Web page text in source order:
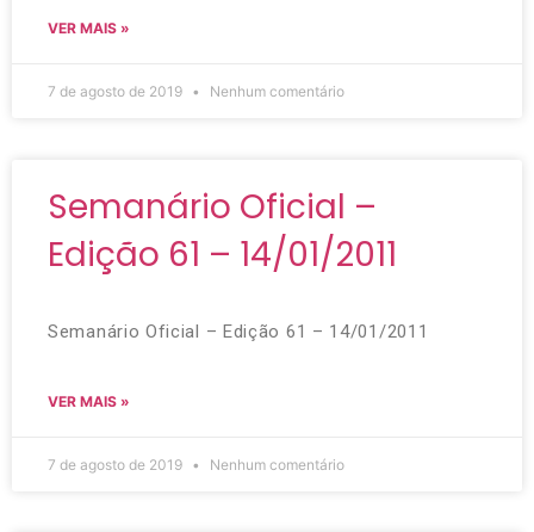
VER MAIS »
7 de agosto de 2019 Nenhum comentário
Semanário Oficial –
Edição 61 – 14/01/2011
Semanário Oficial – Edição 61 – 14/01/2011
VER MAIS »
7 de agosto de 2019 Nenhum comentário